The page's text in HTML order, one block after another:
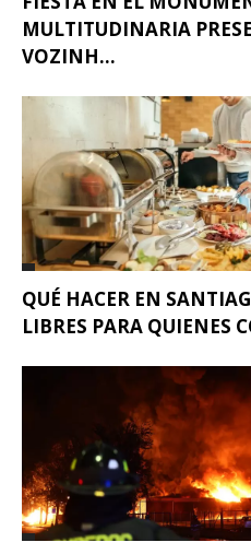
MULTITUDINARIA
VOZINH...
QUÉ HACER EN
LIBRES PARA QUIENES